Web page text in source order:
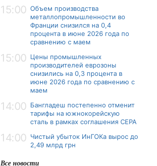
15:00 Объем производства
металлопромышленности во
Франции снизился на 0,4
процента в июне 2026 года по
сравнению с маем
15:00 Цены промышленных
производителей еврозоны
снизились на 0,3 процента в
июне 2026 года по сравнению с
маем
14:00 Бангладеш постепенно отменит
тарифы на южнокорейскую
сталь в рамках соглашения CEPA
14:00 Чистый убыток ИнГОКа вырос до
2,49 млрд грн
Все новости